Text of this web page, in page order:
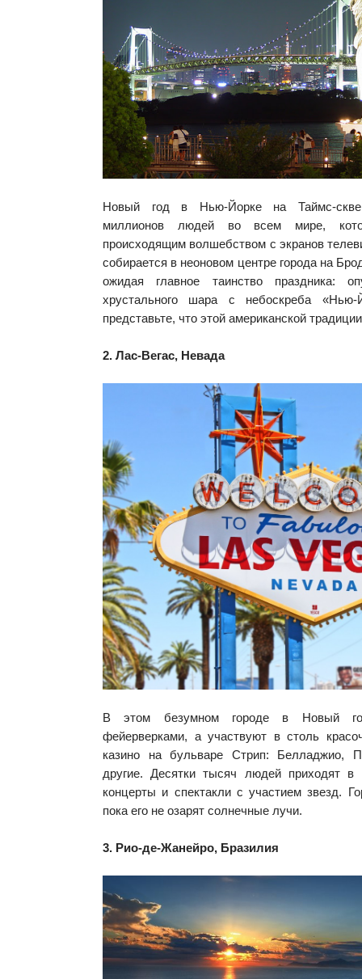
Новый год в Нью-Йорке на Таймс-
миллионов людей во всем мире,
происходящим волшебством с экранов
собирается в неоновом центре города на
ожидая главное таинство праздника:
хрустального шара с небоскреба «Нью-
представьте, что этой американской
2. Лас-Вегас, Невада
В этом безумном городе в Новый
фейерверками, а участвуют в столь
казино на бульваре Стрип: Белладжио,
другие. Десятки тысяч людей приходят в
концерты и спектакли с участием звезд.
пока его не озарят солнечные лучи.
3. Рио-де-Жанейро, Бразилия